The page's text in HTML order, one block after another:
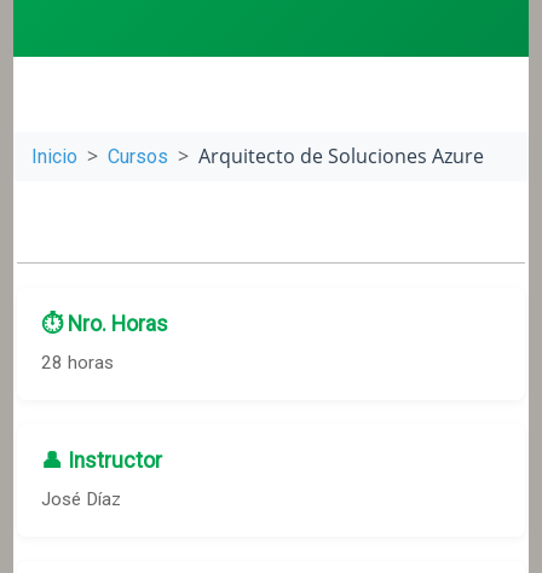
Inicio Cursos Arquitecto de Soluciones Azure
⏱️ Nro. Horas
28 horas
👤 Instructor
José Díaz